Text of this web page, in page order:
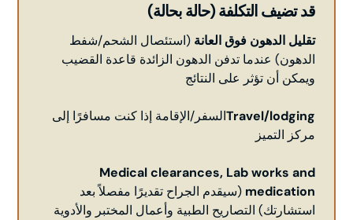
قد تضيف التكلفة (حالة بحالة)
تقليل الدهون فوق العانة (استئصال الشحم/شفط
الدهون) عندما تدفن الدهون الزائدة قاعدة القضيب
ويمكن أن تؤثر على النتائج
Travel/lodgingالسفر/الإقامة إذا كنت مسافرًا إلى
مركز التميز
Medical clearances, Lab works and
medication (سيقدم الجراح تقديرًا مفصلاً بعد
استشارتك) التصاريح الطبية وأعمال المختبر والأدوية